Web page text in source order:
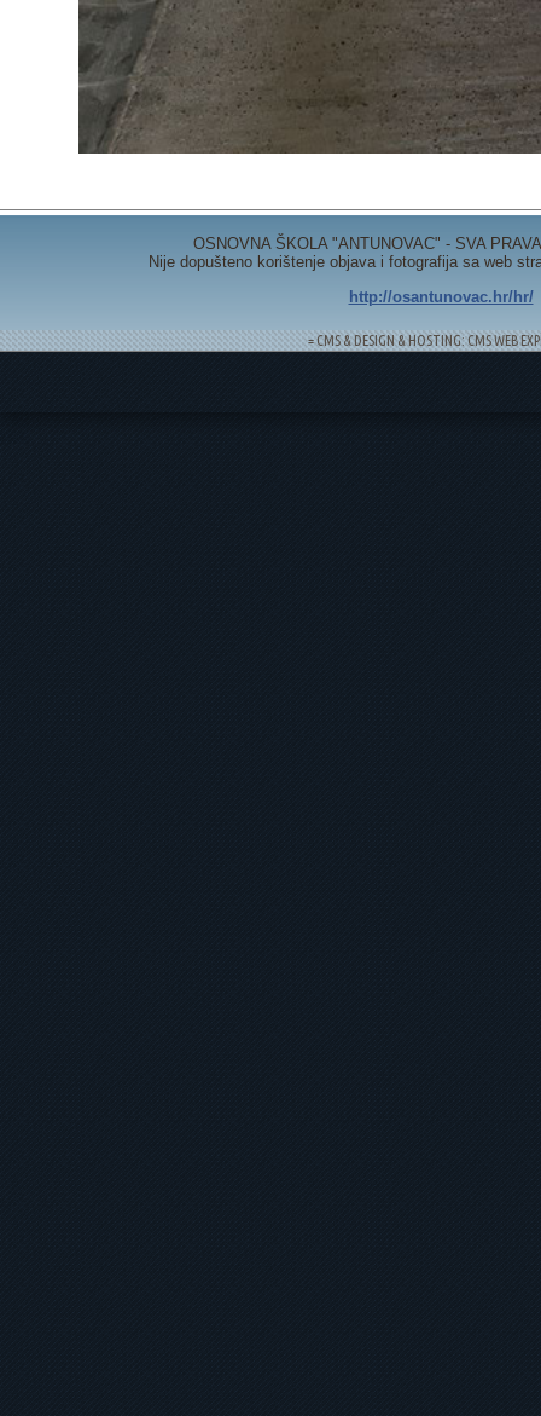
OSNOVNA ŠKOLA "ANTUNOVAC" - SVA
Nije dopušteno korištenje objava i fotografija sa web
http://osantunovac.hr/hr/
= CMS & DESIGN & HOSTING: CMS WEB